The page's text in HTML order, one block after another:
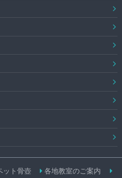
ット骨壺
各地教室のご案内